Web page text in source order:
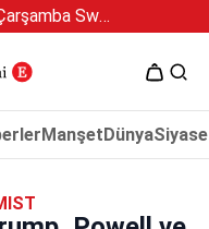
5 Ağustos 2026 Çarşamba Swan Özel 2
ManşetDünya